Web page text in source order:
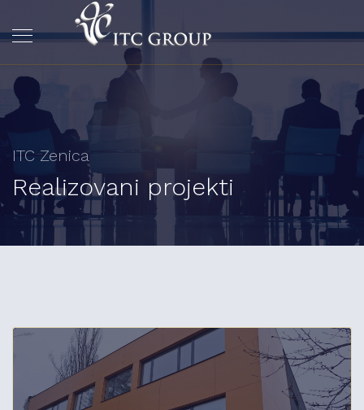
ITC Zenica
Realizovani projekti